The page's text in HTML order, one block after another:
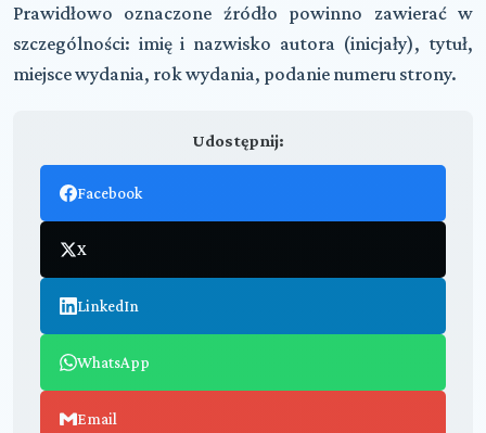
Prawidłowo oznaczone źródło powinno zawierać w
szczególności: imię i nazwisko autora (inicjały), tytuł,
miejsce wydania, rok wydania, podanie numeru strony.
Udostępnij:
Facebook
X
LinkedIn
WhatsApp
Email